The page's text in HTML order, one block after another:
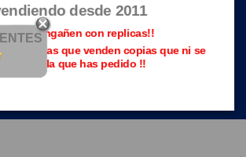
desde 2011
no te engañen con replicas!!
piratas que venden copias que ni se
parecen a la que has pedido !!